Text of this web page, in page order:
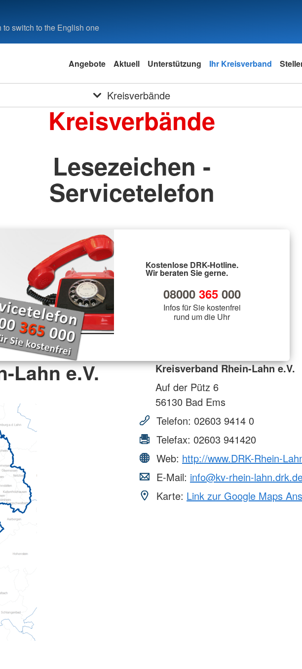
switch to the English one
Angebote Aktuell Unterstützung Ihr Kreisverband
Kreisverbände
Kreisverbände
Lesezeichen -
Servicetelefon
Kostenlose DRK-Hotline.
Wir beraten Sie gerne.
08000 365000
Infos für Sie kostenfrei
rund um die Uhr
Lahn e.V.
Kreisverband Rhein-Lahn e.V.
Auf der Pütz 6
56130 Bad Ems
Telefon: 02603 9414 0
Telefax: 02603 941420
Web: http://www.DRK-Rhein-
E-Mail: info@kv-rhein-
Karte: Link zur Google Maps